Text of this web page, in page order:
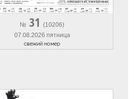
№ 31 (10206)
07.08.2026 пятница
cвежий номер